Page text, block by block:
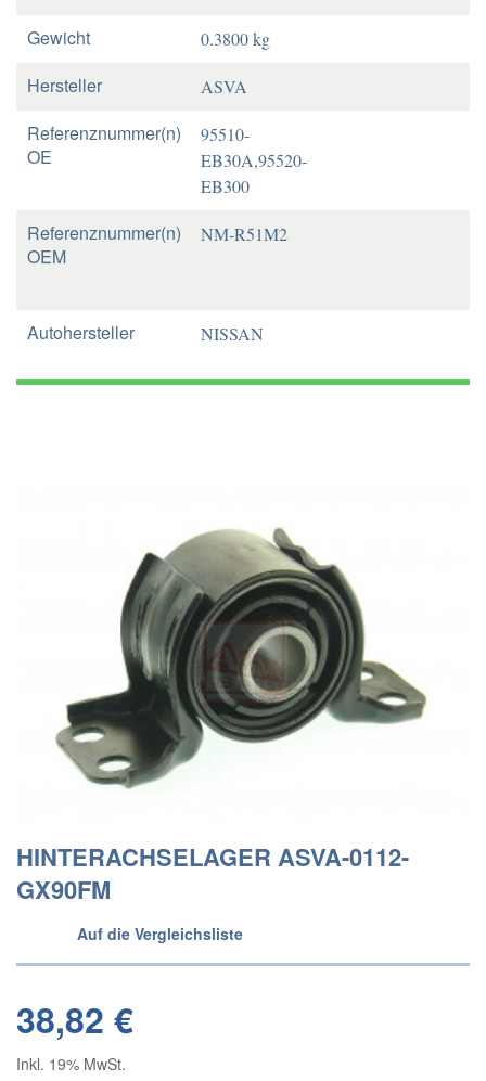
Gewicht 0.3800 kg
Hersteller ASVA
Referenznummer(n)
OE
95510-
EB30A,95520-
EB300
Referenznummer(n)
OEM
NM-R51M2
Autohersteller NISSAN
HINTERACHSELAGER ASVA-0112-
GX90FM
Auf die Vergleichsliste
38,82 €
Inkl. 19% MwSt.